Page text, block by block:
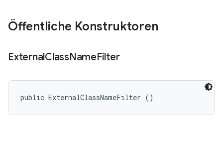
Öffentliche Konstruktoren
ExternalClassNameFilter
public ExternalClassNameFilter ()